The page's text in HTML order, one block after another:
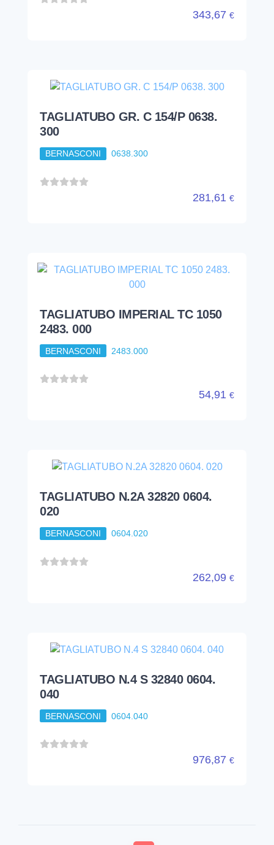
343,67 €
TAGLIATUBO GR. C 154/P 0638.
300
BERNASCONI 0638.300
281,61 €
TAGLIATUBO IMPERIAL TC 1050
2483. 000
BERNASCONI 2483.000
54,91 €
TAGLIATUBO N.2A 32820 0604.
020
BERNASCONI 0604.020
262,09 €
TAGLIATUBO N.4 S 32840 0604.
040
BERNASCONI 0604.040
976,87 €